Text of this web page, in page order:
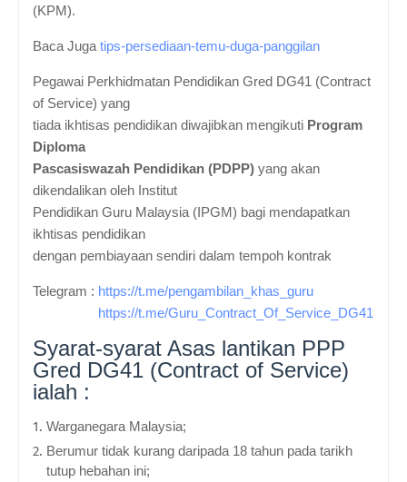
(KPM).
Baca Juga tips-persediaan-temu-duga-panggilan
Pegawai Perkhidmatan Pendidikan Gred DG41 (Contract
of Service) yang
tiada ikhtisas pendidikan diwajibkan mengikuti Program
Diploma
Pascasiswazah Pendidikan (PDPP) yang akan
dikendalikan oleh Institut
Pendidikan Guru Malaysia (IPGM) bagi mendapatkan
ikhtisas pendidikan
dengan pembiayaan sendiri dalam tempoh kontrak
Telegram : https://t.me/pengambilan_khas_guru
https://t.me/Guru_Contract_Of_Service_DG41
Syarat-syarat Asas lantikan PPP
Gred DG41 (Contract of Service)
ialah :
Warganegara Malaysia;
Berumur tidak kurang daripada 18 tahun pada tarikh
tutup hebahan ini;